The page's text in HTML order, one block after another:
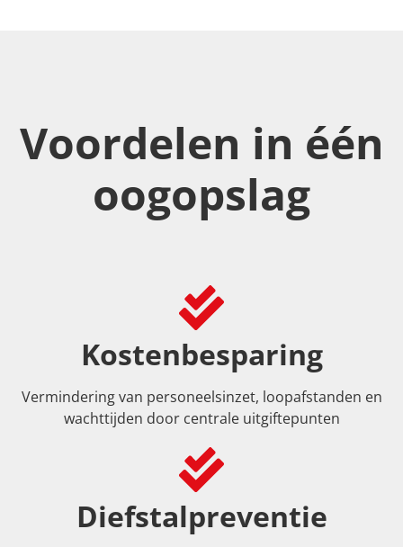
Voordelen in één
oogopslag
Kostenbesparing
Vermindering van personeelsinzet, loopafstanden en
wachttijden door centrale uitgiftepunten
Diefstalpreventie